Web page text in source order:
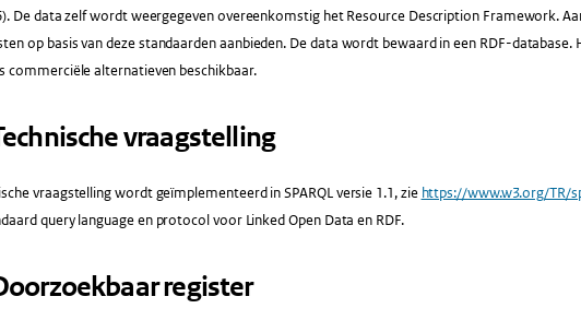
De data zelf wordt weergegeven overeenkomstig het Resource Description Framework.
op basis van deze standaarden aanbieden. De data wordt bewaard in een RDF-database.
commerciële alternatieven beschikbaar.
vraagstelling
vraagstelling wordt geïmplementeerd in SPARQL versie 1.1, zie https://www.w3.org/TR/
query language en protocol voor Linked Open Data en RDF.
register